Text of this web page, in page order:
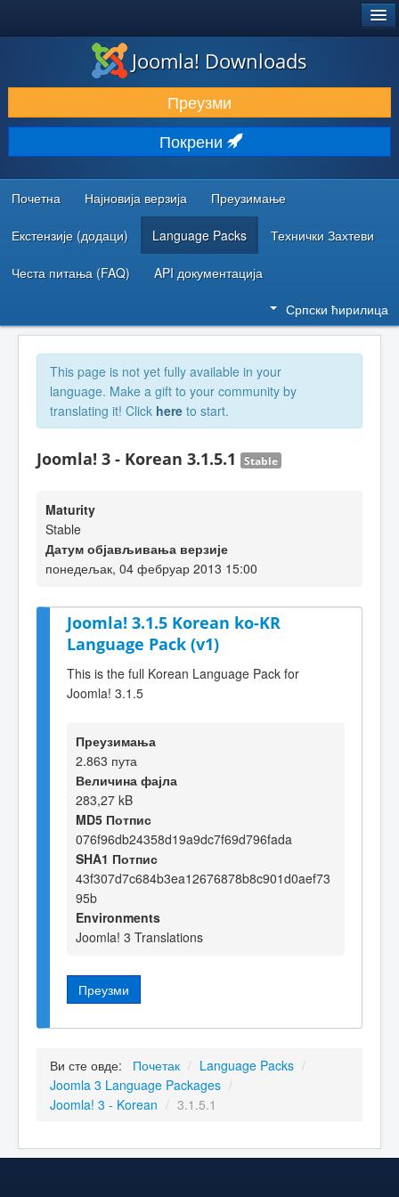
ПРЕУЗИМАЊЕ И ПРОШИРЕЊА (ЕКСТЕНЗИЈЕ)
ОТКРИЈТЕ И НАУЧИТЕ
ЗАЈЕДНИЦА И ПОДРШКА
РЕСУРСИ ЗА РАЗВОЈ
Joomla! Downloads
Преузми
Покрени
Почетна Најновија верзија Преузимање
Екстензије (додаци) Language Packs Технички Захтеви
Честа питања (FAQ) API документација
Српски ћирилица
This page is not yet fully available in your
language. Make a gift to your community by
translating it! Click here to start.
Joomla! 3 - Korean 3.1.5.1 Stable
Maturity
Stable
Датум објављивања верзије
понедељак, 04 фебруар 2013 15:00
Joomla! 3.1.5 Korean ko-KR
Language Pack (v1)
This is the full Korean Language Pack for
Joomla! 3.1.5
Преузимања
2.863 пута
Величина фајла
283,27 kB
MD5 Потпис
076f96db24358d19a9dc7f69d796fada
SHA1 Потпис
43f307d7c684b3ea12676878b8c901d0aef73
95b
Environments
Joomla! 3 Translations
Преузми
Ви сте овде: Почетак / Language Packs /
Joomla 3 Language Packages /
Joomla! 3 - Korean / 3.1.5.1